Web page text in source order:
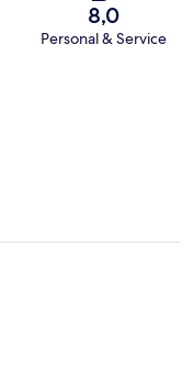
8,0
Personal & Service